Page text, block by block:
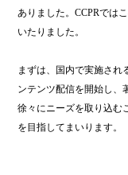
ありました。CCPRでは
いたりました。
まずは、国内で実施され
ンテンツ配信を開始し、
徐々にニーズを取り込む
を目指してまいります。